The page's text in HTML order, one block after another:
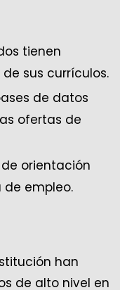
tienen
sus currículos.
de datos
ofertas de
orientación
empleo.
han
de alto nivel en